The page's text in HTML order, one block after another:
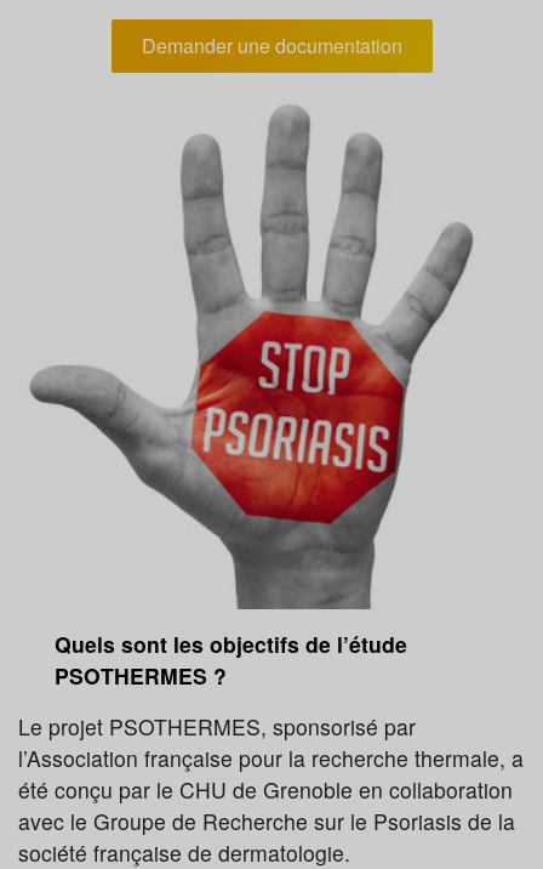
Demander une documentation
Quels sont les objectifs de l’étude
PSOTHERMES ?
Le projet PSOTHERMES, sponsorisé par
l’Association française pour la recherche thermale, a
été conçu par le CHU de Grenoble en collaboration
avec le Groupe de Recherche sur le Psoriasis de la
société française de dermatologie.